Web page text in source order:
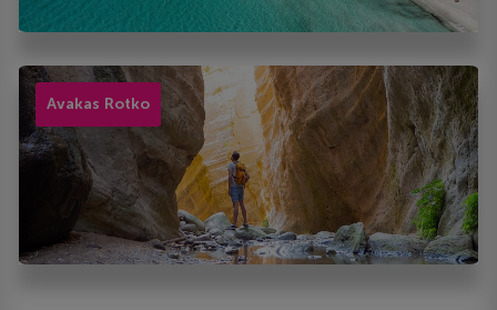
Avakas Rotko